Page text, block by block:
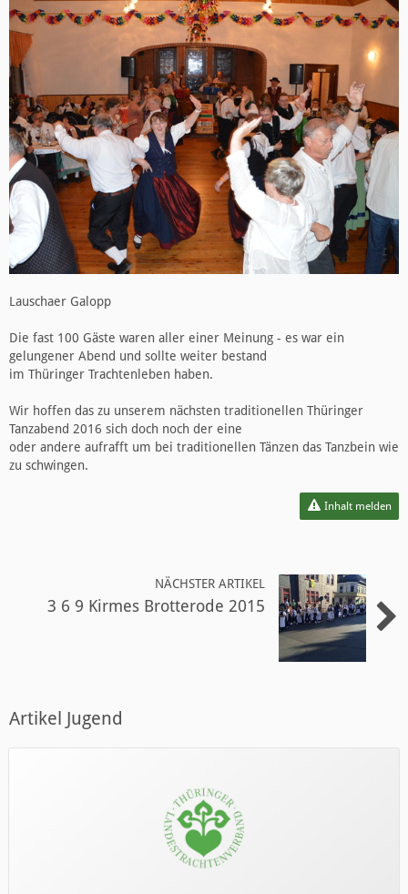
Lauschaer Galopp
Die fast 100 Gäste waren aller einer Meinung - es war ein
gelungener Abend und sollte weiter bestand
im Thüringer Trachtenleben haben.
Wir hoffen das zu unserem nächsten traditionellen Thüringer
Tanzabend 2016 sich doch noch der eine
oder andere aufrafft um bei traditionellen Tänzen das Tanzbein wie
zu schwingen.
Inhalt melden
NÄCHSTER ARTIKEL
3 6 9 Kirmes Brotterode 2015
Artikel Jugend